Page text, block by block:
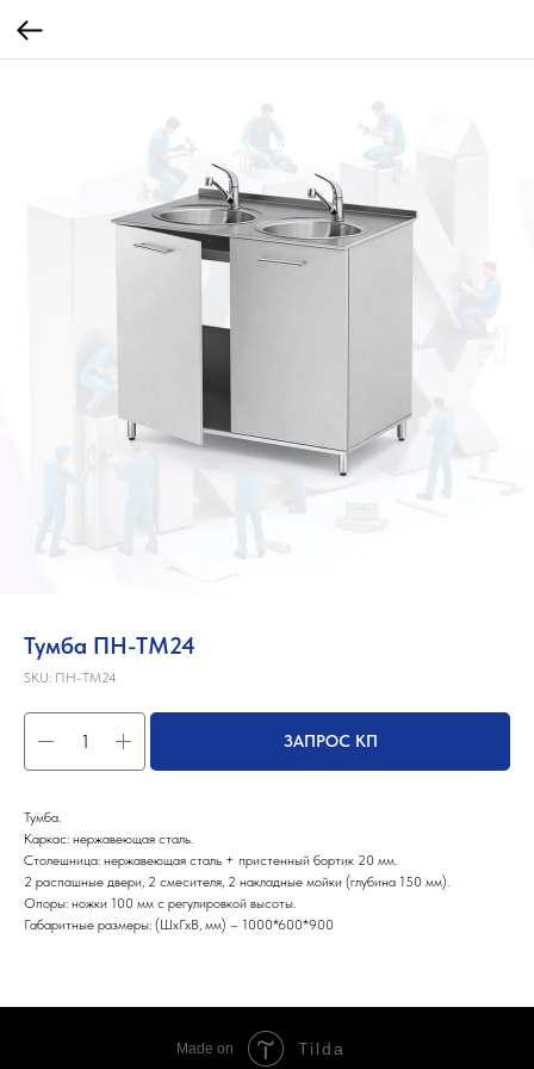
Тумба ПН-ТМ24
SKU: ПН-ТМ24
ЗАПРОС КП
Тумба.
Каркас: нержавеющая сталь.
Столешница: нержавеющая сталь + пристенный бортик 20 мм.
2 распашные двери, 2 смесителя, 2 накладные мойки (глубина 150 мм).
Опоры: ножки 100 мм с регулировкой высоты.
Габаритные размеры: (ШхГхВ, мм) – 1000*600*900
Made on Tilda